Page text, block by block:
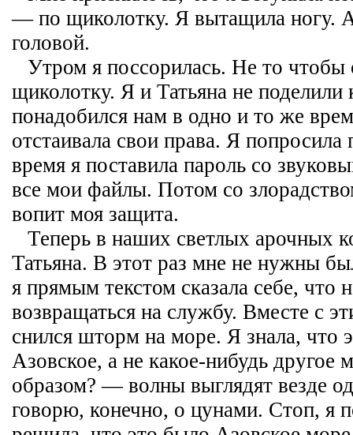
— по щиколотку. Я вытащила ногу.
головой.
Утром я поссорилась. Не то
щиколотку. Я и Татьяна не
понадобился нам в одно и то же
отстаивала свои права. Я попросила
время я поставила пароль со
все мои файлы. Потом со
вопит моя защита.
Теперь в наших светлых арочных
Татьяна. В этот раз мне не нужны
я прямым текстом сказала себе, что
возвращаться на службу. Вместе с
снился шторм на море. Я знала, что
Азовское, а не какое-нибудь
образом? — волны выглядят везде
говорю, конечно, о цунами. Стоп, я